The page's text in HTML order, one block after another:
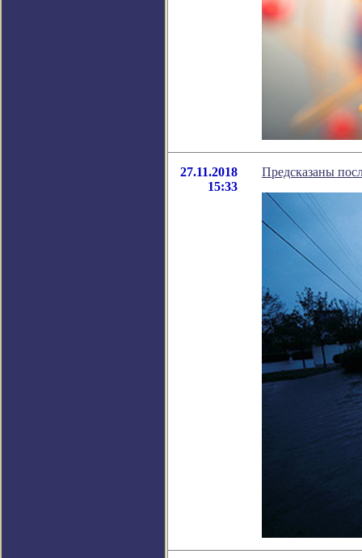
27.11.2018
15:33
Предсказаны